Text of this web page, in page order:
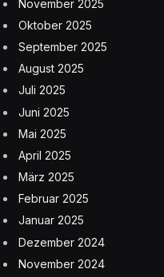
November 2025
Oktober 2025
September 2025
August 2025
Juli 2025
Juni 2025
Mai 2025
April 2025
März 2025
Februar 2025
Januar 2025
Dezember 2024
November 2024